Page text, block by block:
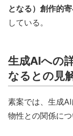
となる）創作的
している。
生成AIへの
なるとの見
素案では、生成
物性との関係に